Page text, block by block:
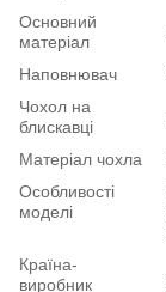
Основний
матеріал
Наповнювач
Чохол на
блискавці
Матеріал чохла
Особливості
моделі
Країна-
виробник